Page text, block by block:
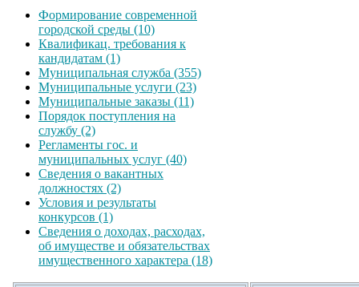
Формирование современной
городской среды (10)
Квалификац. требования к
кандидатам (1)
Муниципальная служба (355)
Муниципальные услуги (23)
Муниципальные заказы (11)
Порядок поступления на
службу (2)
Регламенты гос. и
муниципальных услуг (40)
Сведения о вакантных
должностях (2)
Условия и результаты
конкурсов (1)
Сведения о доходах, расходах,
об имуществе и обязательствах
имущественного характера (18)